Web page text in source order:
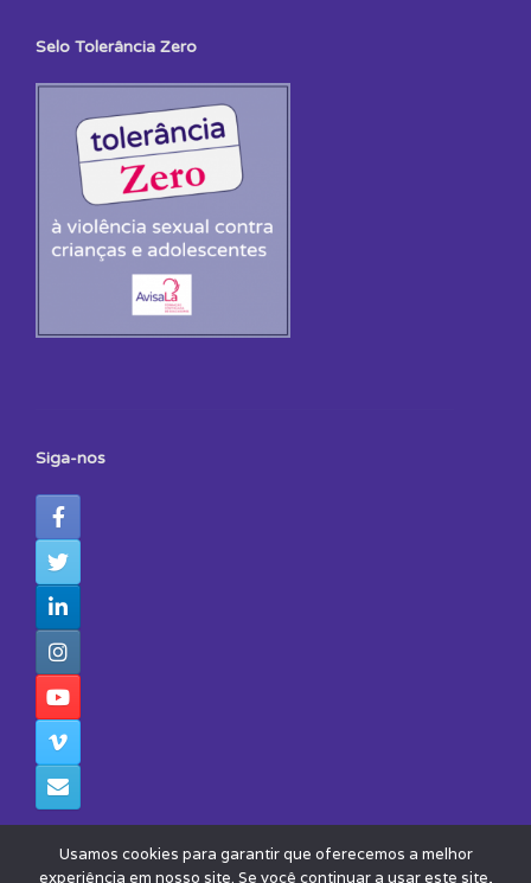
Selo Tolerância Zero
Siga-nos
Usamos cookies para garantir que oferecemos a melhor
experiência em nosso site. Se você continuar a usar este site,